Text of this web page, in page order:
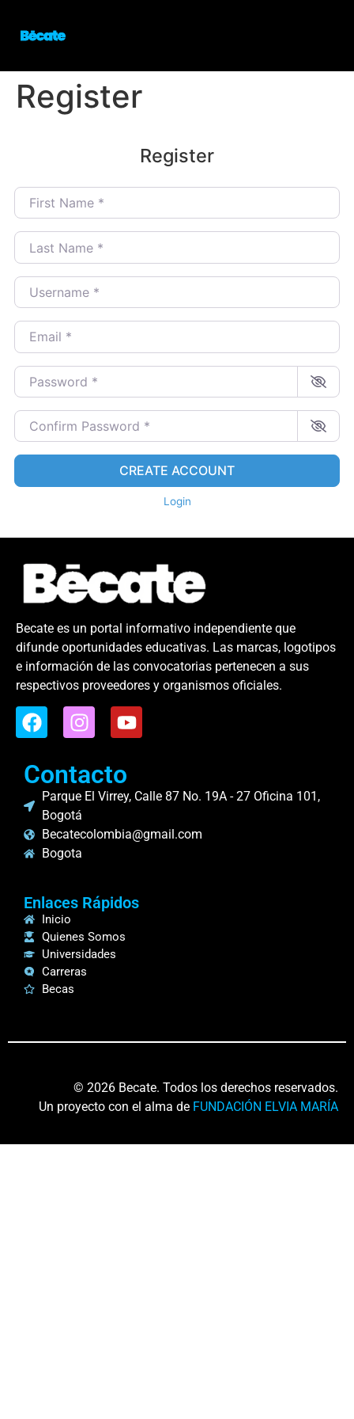
Register
Register
First Name*
Last Name*
Username*
Email*
Password*
Confirm Password*
CREATE ACCOUNT
Login
Becate es un portal informativo independiente que
difunde oportunidades educativas. Las marcas, logotipos
e información de las convocatorias pertenecen a sus
respectivos proveedores y organismos oficiales.
Contacto
Parque El Virrey, Calle 87 No. 19A - 27 Oficina 101,
Bogotá
Becatecolombia@gmail.com
Bogota
Enlaces Rápidos
Inicio
Quienes Somos
Universidades
Carreras
Becas
© 2026 Becate. Todos los derechos reservados.
Un proyecto con el alma de FUNDACIÓN ELVIA MARÍA